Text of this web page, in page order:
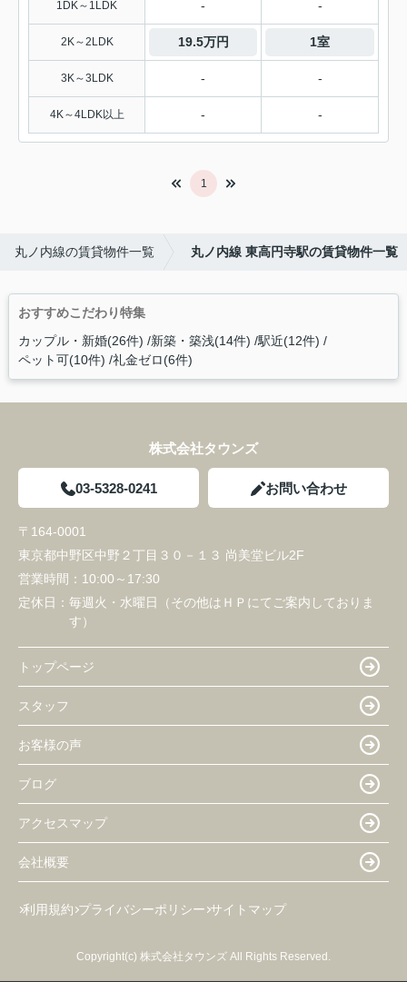
1DK～1LDK - -
2K～2LDK 19.5万円 1室
3K～3LDK - -
4K～4LDK以上 - -
1
丸ノ内線の賃貸物件一覧 丸ノ内線 東高円寺駅の賃貸物件一覧
おすすめこだわり特集
カップル・新婚(26件) 新築・築浅(14件) 駅近(12件)
ペット可(10件) 礼金ゼロ(6件)
株式会社タウンズ
03-5328-0241 お問い合わせ
〒164-0001
東京都中野区中野２丁目３０－１３ 尚美堂ビル2F
営業時間： 10:00～17:30
定休日： 毎週火・水曜日（その他はＨＰにてご案内しておりま
す）
トップページ
スタッフ
お客様の声
ブログ
アクセスマップ
会社概要
利用規約 プライバシーポリシー サイトマップ
Copyright(c) 株式会社タウンズ All Rights Reserved.